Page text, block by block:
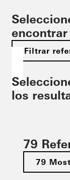
Filtrar
los
79
79